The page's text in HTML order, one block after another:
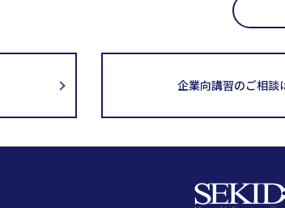
企業向講習のご相談